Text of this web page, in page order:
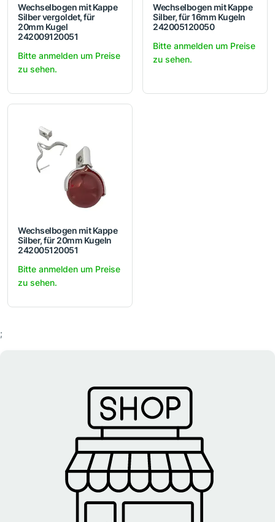
Wechselbogen mit Kappe
Silber vergoldet, für
20mm Kugel
242009120051
Bitte anmelden um Preise
zu sehen.
Wechselbogen mit Kappe
Silber, für 16mm Kugeln
242005120050
Bitte anmelden um Preise
zu sehen.
Wechselbogen mit Kappe
Silber, für 20mm Kugeln
242005120051
Bitte anmelden um Preise
zu sehen.
;